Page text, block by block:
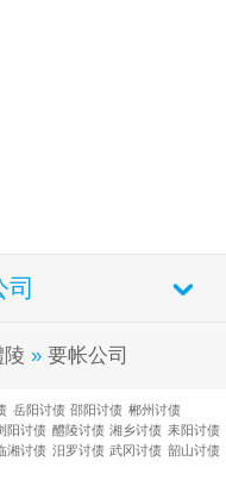
陵 » 要帐公司
岳阳讨债 邵阳讨债 郴州讨债
阳讨债 醴陵讨债 湘乡讨债 耒阳讨债
湘讨债 汨罗讨债 武冈讨债 韶山讨债